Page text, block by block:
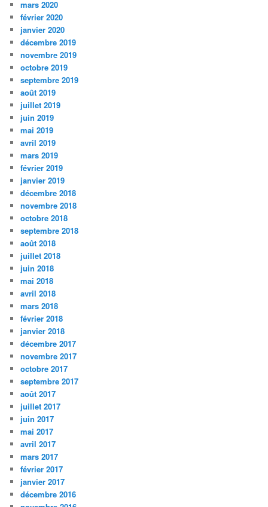
mars 2020
février 2020
janvier 2020
décembre 2019
novembre 2019
octobre 2019
septembre 2019
août 2019
juillet 2019
juin 2019
mai 2019
avril 2019
mars 2019
février 2019
janvier 2019
décembre 2018
novembre 2018
octobre 2018
septembre 2018
août 2018
juillet 2018
juin 2018
mai 2018
avril 2018
mars 2018
février 2018
janvier 2018
décembre 2017
novembre 2017
octobre 2017
septembre 2017
août 2017
juillet 2017
juin 2017
mai 2017
avril 2017
mars 2017
février 2017
janvier 2017
décembre 2016